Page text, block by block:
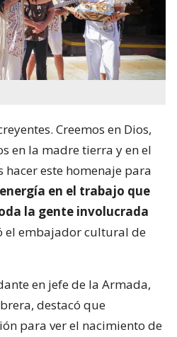
Creemos en Dios,
en la madre tierra y en el
este homenaje para
en el trabajo que
la gente involucrada
el embajador cultural de
en jefe de la Armada,
destacó que
para ver el nacimiento de